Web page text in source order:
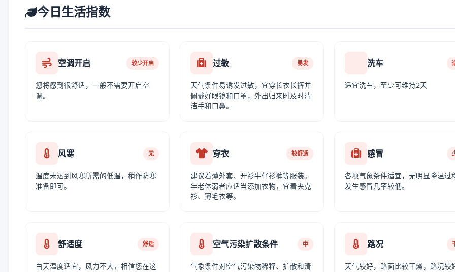
今日生活指数
空调开启 较少开启
您将感到很舒适，一般不需要开启空
调。
过敏 易发
天气条件易诱发过敏，宜穿长衣长裤并
佩戴好眼镜和口罩，外出归来时及时清
洁手和口鼻。
洗车
适宜洗车，至少可维持2天
风寒 无
温度未达到风寒所需的低温，稍作防寒
准备即可。
穿衣 较舒适
建议着薄外套、开衫牛仔衫裤等服装。
年老体弱者应适当添加衣物，宜着夹克
衫、薄毛衣等。
感冒
各项气象条件适宜，无明显降温过
发生感冒几率较低。
舒适度 舒适
白天温度适宜，风力不大，相信您在这
空气污染扩散条件 中
气象条件对空气污染物稀释、扩散和清
路况
天气较好，路面比较干燥，路况较